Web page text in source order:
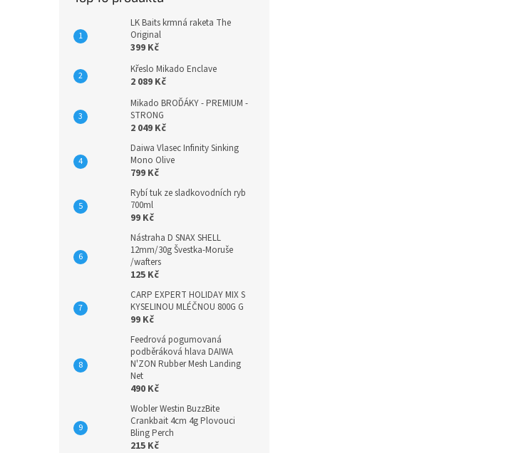
LK Baits krmná raketa The
Original
399 Kč
Křeslo Mikado Enclave
2 089 Kč
Mikado BROĎÁKY - PREMIUM -
STRONG
2 049 Kč
Daiwa Vlasec Infinity Sinking
Mono Olive
799 Kč
Rybí tuk ze sladkovodních ryb
700ml
99 Kč
Nástraha D SNAX SHELL
12mm/30g Švestka-Moruše
/wafters
125 Kč
CARP EXPERT HOLIDAY MIX S
KYSELINOU MLÉČNOU 800G G
99 Kč
Feedrová pogumovaná
podběráková hlava DAIWA
N'ZON Rubber Mesh Landing
Net
490 Kč
Wobler Westin BuzzBite
Crankbait 4cm 4g Plovouci
Bling Perch
215 Kč